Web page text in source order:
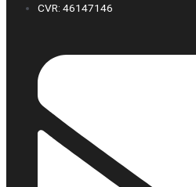
CVR: 46147146